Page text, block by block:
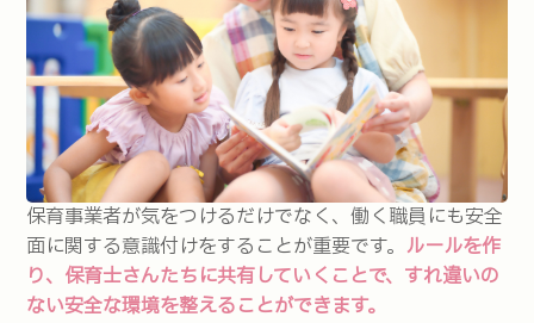
保育事業者が気をつけるだけでなく、働く職員にも安全
面に関する意識付けをすることが重要です。 ルールを作
り、保育士さんたちに共有していくことで、すれ違いの
ない安全な環境を整えることができます。